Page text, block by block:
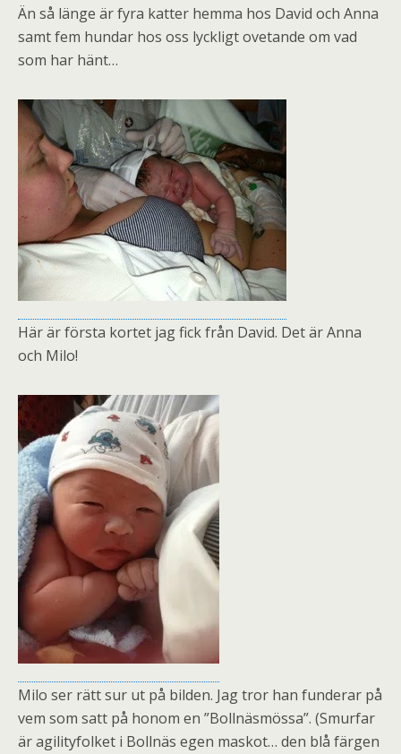
Än så länge är fyra katter hemma hos David och Anna
samt fem hundar hos oss lyckligt ovetande om vad
som har hänt…
Här är första kortet jag fick från David. Det är Anna
och Milo!
Milo ser rätt sur ut på bilden. Jag tror han funderar på
vem som satt på honom en ”Bollnäsmössa”. (Smurfar
är agilityfolket i Bollnäs egen maskot… den blå färgen